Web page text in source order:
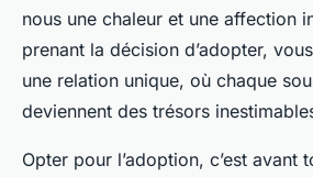
nous une chaleur et une affection
prenant la décision d’adopter,
une relation unique, où chaque
deviennent des trésors
Opter pour l’adoption, c’est avant